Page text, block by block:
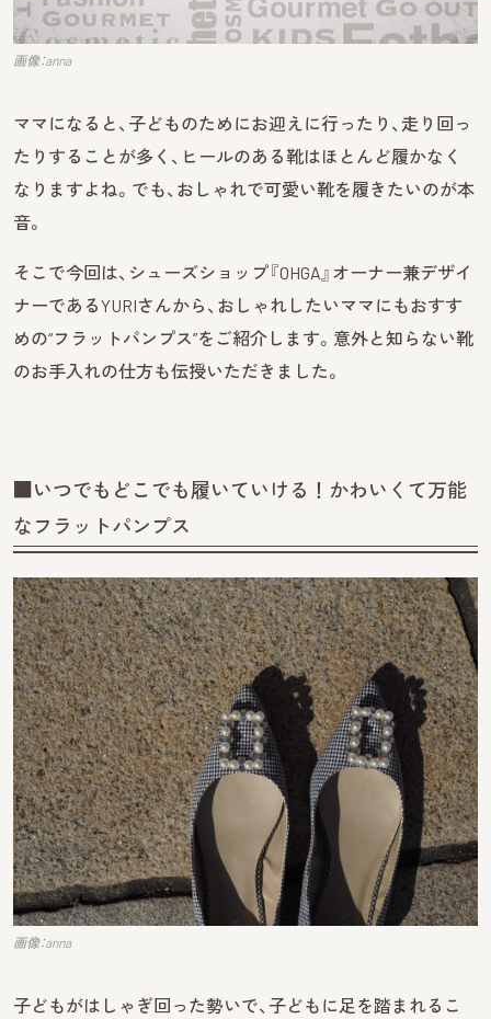
画像：anna
ママになると、子どものためにお迎えに行ったり、走り回っ
たりすることが多く、ヒールのある靴はほとんど履かなく
なりますよね。でも、おしゃれで可愛い靴を履きたいのが本
音。
そこで今回は、シューズショップ『OHGA』オーナー兼デザイ
ナーであるYURIさんから、おしゃれしたいママにもおすす
めの“フラットパンプス”をご紹介します。意外と知らない靴
のお手入れの仕方も伝授いただきました。
■いつでもどこでも履いていける！かわいくて万能
なフラットパンプス
画像：anna
子どもがはしゃぎ回った勢いで、子どもに足を踏まれるこ